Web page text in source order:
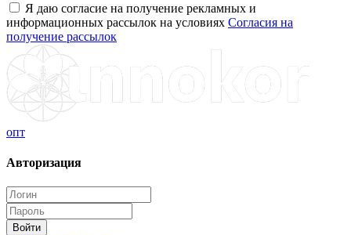
Я даю согласие на получение рекламных и
информационных рассылок на условиях Согласия на
получение рассылок
опт
Авторизация